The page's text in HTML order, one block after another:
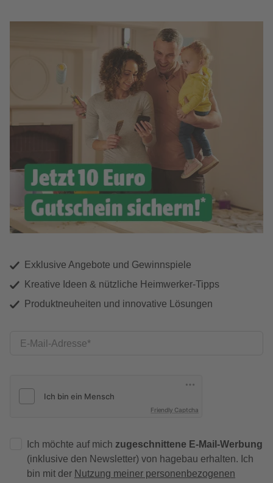
Exklusive Angebote und Gewinnspiele
Kreative Ideen & nützliche Heimwerker-Tipps
Produktneuheiten und innovative Lösungen
E-Mail-Adresse
Friendly Captcha
Ich möchte auf mich zugeschnittene E-Mail-Werbung
(inklusive den Newsletter) von hagebau erhalten. Ich
bin mit der Nutzung meiner personenbezogenen